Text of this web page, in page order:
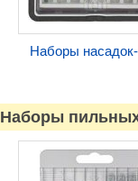
Наборы
Наборы